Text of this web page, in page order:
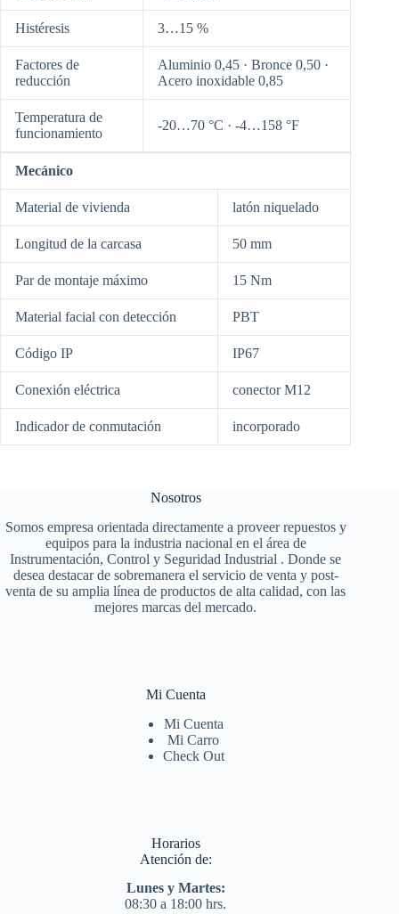
Histéresis 3…15 %
Factores de
reducción
Aluminio 0,45 · Bronce 0,50 ·
Acero inoxidable 0,85
Temperatura de
funcionamiento
-20…70 °C · -4…158 °F
Mecánico
Material de vivienda latón niquelado
Longitud de la carcasa 50 mm
Par de montaje máximo 15 Nm
Material facial con detección PBT
Código IP IP67
Conexión eléctrica conector M12
Indicador de conmutación incorporado
Nosotros
Somos empresa orientada directamente a proveer repuestos y
equipos para la industria nacional en el área de
Instrumentación, Control y Seguridad Industrial . Donde se
desea destacar de sobremanera el servicio de venta y post-
venta de su amplia línea de productos de alta calidad, con las
mejores marcas del mercado.
Mi Cuenta
Mi Cuenta
Mi Carro
Check Out
Horarios
Atención de:
Lunes y Martes:
08:30 a 18:00 hrs.